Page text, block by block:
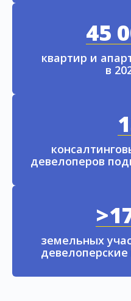
45
квартир и
в
девелоперов
земельных